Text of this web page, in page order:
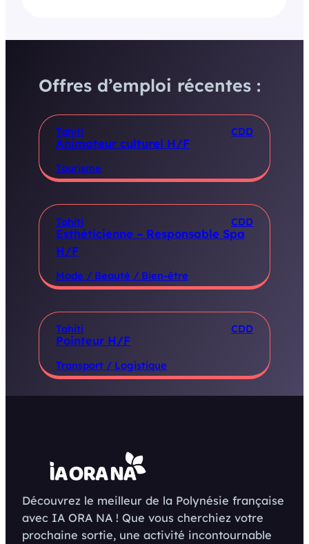
Offres d’emploi récentes :
Tahiti CDD
Animateur culturel H/F
Tourisme
Tahiti CDD
Esthéticienne – Responsable Spa
H/F
Mode / Beauté / Bien-être
Tahiti CDD
Pointeur H/F
Transport / Logistique
Découvrez le meilleur de la Polynésie française
avec IA ORA NA ! Que vous cherchiez votre
prochaine sortie, une activité incontournable